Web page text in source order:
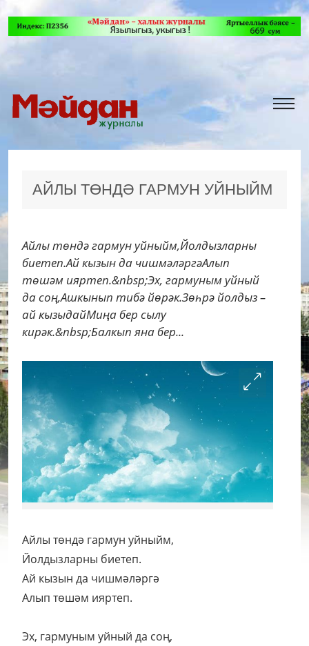
АЙЛЫ ТӨНДӘ ГАРМУН УЙНЫЙМ
Айлы төндә гармун уйныйм,Йолдызларны
биетеп.Ай кызын да чишмәләргәАлып
төшәм ияртеп.&nbsp;Эх, гармуным уйный
да соң,Ашкынып тибә йөрәк.Зөһрә йолдыз –
ай кызыдайМиңа бер сылу
кирәк.&nbsp;Балкып яна бер...
Айлы төндә гармун уйныйм,
Йолдызларны биетеп.
Ай кызын да чишмәләргә
Алып төшәм ияртеп.
Эх, гармуным уйный да соң,